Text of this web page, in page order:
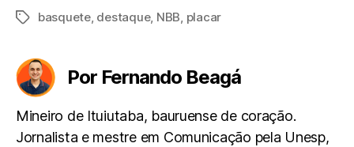
Tagsbasquete, destaque, NBB, placar
Por Fernando Beagá
Mineiro de Ituiutaba, bauruense de coração.
Jornalista e mestre em Comunicação pela Unesp,